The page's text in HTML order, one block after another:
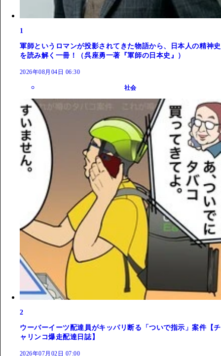
1
軍師というロマンが投影されてきた物語から、日本人の精神史
を読み解く一冊！（呉座勇一著『軍師の日本史』）
2026年08月04日 06:30
社会
2
ウーバーイーツ配達員がキッパリ断る「ついで指示」案件【チ
ャリンコ爆走配達日誌】
2026年07月02日 07:00